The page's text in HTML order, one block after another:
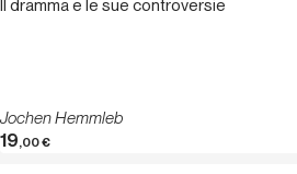
Il dramma e le sue controversie
Jochen Hemmleb
19,00€